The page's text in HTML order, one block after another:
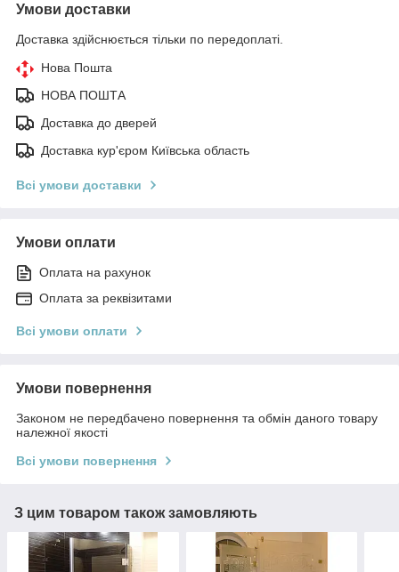
Умови доставки
Доставка здійснюється тільки по передоплаті.
Нова Пошта
НОВА ПОШТА
Доставка до дверей
Доставка кур'єром Київська область
Всі умови доставки
Умови оплати
Оплата на рахунок
Оплата за реквізитами
Всі умови оплати
Умови повернення
Законом не передбачено повернення та обмін даного товару
належної якості
Всі умови повернення
З цим товаром також замовляють